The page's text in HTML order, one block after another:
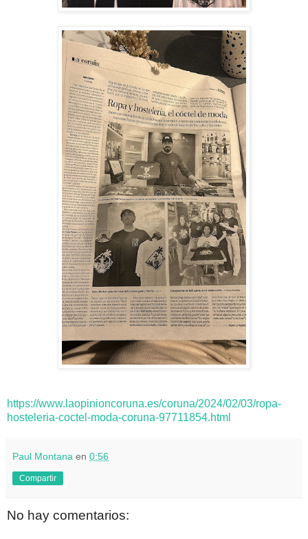
https://www.laopinioncoruna.es/coruna/2024/02/03/ropa-
hosteleria-coctel-moda-coruna-97711854.html
Paul Montana en 0:56
Compartir
No hay comentarios: